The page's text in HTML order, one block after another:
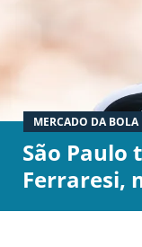
MERCADO DA BOLA
São Paulo
Ferraresi,